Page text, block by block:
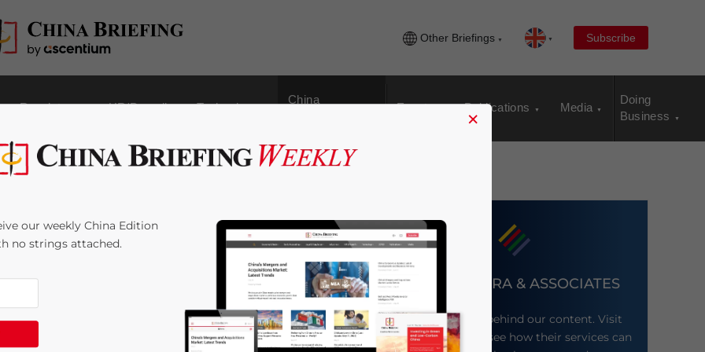
Other Briefings Subscribe
Regulatory HR/Payroll Technology
China
Events Publications Media
Doing
Business
Serie wichtiger Branchennachrichten aus allen
DEZAN SHIRA & ASSOCIATES
Meet the firm behind our content. Visit
their website to see how their services can
×
our weekly China Edition
no strings attached.